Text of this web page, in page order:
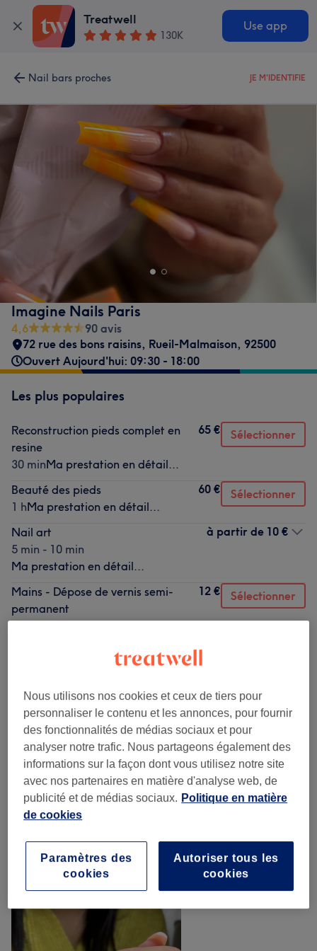
Treatwell
130K
Use app
Nail bars proches JE M'IDENTIFIE
Imagine Nails Paris
4,6
90 avis
72 rue des bons raisins, Rueil-Malmaison, 92500
Ouvert Aujourd'hui: 09:30 - 18:00
Les plus populaires
Reconstruction pieds complet en
resine
30 minMa prestation en détail...
65 € Sélectionner
Beauté des pieds
1 hMa prestation en détail...
60 € Sélectionner
Nail art
5 min - 10 min
Ma prestation en détail...
à partir de 10 €
Mains - Dépose de vernis semi-
permanent
12 € Sélectionner
Ma prestation en détail...
25 €
Recherchez dans notre liste de prestations
Manucure (8) à partir de 10 €
Beauté Des Pieds (3) à partir de 60 €
Notre travail
Appuyez sur l'image pour voir plus de détails
Nous utilisons nos cookies et ceux de tiers pour
personnaliser le contenu et les annonces, pour fournir
des fonctionnalités de médias sociaux et pour
analyser notre trafic. Nous partageons également des
informations sur la façon dont vous utilisez notre site
avec nos partenaires en matière d'analyse web, de
publicité et de médias sociaux. Politique en matière
de cookies
Autoriser tous les
cookies
Paramètres des
cookies